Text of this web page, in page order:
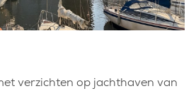
verzichten op jachthaven van